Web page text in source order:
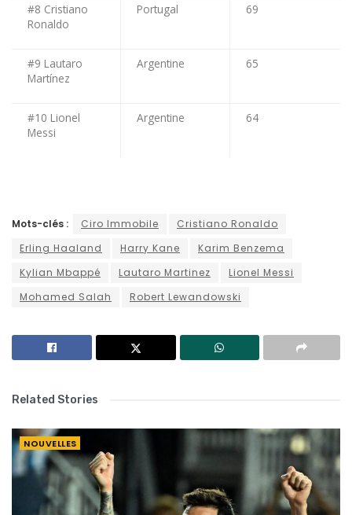
#8 Cristiano
Ronaldo
Portugal 69
#9 Lautaro
Martínez
Argentine 65
#10 Lionel
Messi
Argentine 64
Mots-clés : Ciro Immobile
Cristiano Ronaldo
Erling Haaland
Harry Kane
Karim Benzema
Kylian Mbappé
Lautaro Martinez
Lionel Messi
Mohamed Salah
Robert Lewandowski
Related Stories
NOUVELLES